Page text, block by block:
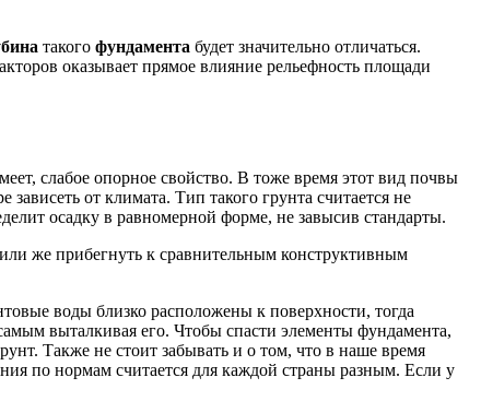
такого фундамента будет значительно отличаться.
оказывает прямое влияние рельефность площади
слабое опорное свойство. В тоже время этот вид почвы
от климата. Тип такого грунта считается не
осадку в равномерной форме, не завысив стандарты.
же прибегнуть к сравнительным конструктивным
воды близко расположены к поверхности, тогда
выталкивая его. Чтобы спасти элементы фундамента,
Также не стоит забывать и о том, что в наше время
по нормам считается для каждой страны разным. Если у